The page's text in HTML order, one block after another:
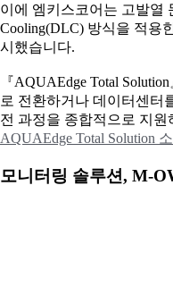
이에 엠키스코어는 고발열
Cooling(DLC) 방식을 적용
시했습니다.
『AQUAEdge Total
로 전환하거나 데이터센터
전 과정을 종합적으로 지
AQUAEdge Total Solution
모니터링 솔루션, M-